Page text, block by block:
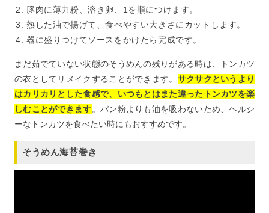
豚肉に薄力粉、溶き卵、1を順につけます。
熱した油で揚げて、食べやすい大きさにカットします。
器に盛りつけてソースをかけたら完成です。
まだ茹でていない状態のそうめんの残りがある時は、トンカツ
の衣としてリメイクすることができます。 サクサクというより
はカリカリとした食感で、いつもとはまた違ったトンカツを楽
しむことができます。パン粉よりも油を吸わないため、ヘルシ
ーなトンカツを食べたい時にもおすすめです。
そうめん海苔巻き